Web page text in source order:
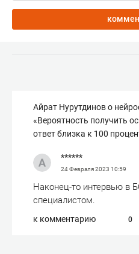
Айрат Нурутдинов о
«Вероятность получить
ответ близка к 100
******
24 Февраля 2023 10:59
Наконец-то интервью в
специалистом.
к комментарию 0